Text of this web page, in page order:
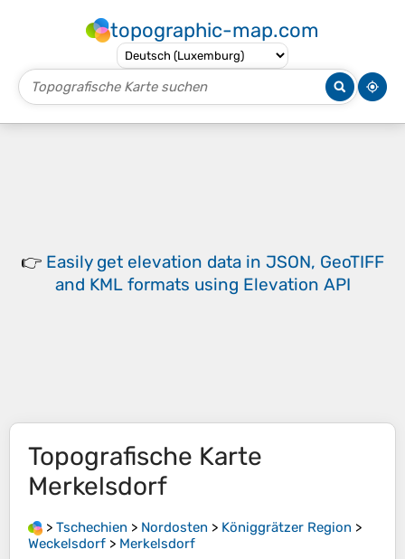
topographic-map.com
👉 Easily get elevation data in JSON, GeoTIFF
and KML formats using Elevation API
Topografische Karte
Merkelsdorf
> Tschechien > Nordosten > Königgrätzer Region >
Weckelsdorf > Merkelsdorf